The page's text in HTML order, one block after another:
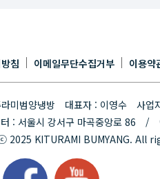
침 이메일무단수집거부 이용약
라미범양냉방 대표자 : 이영수 사업
: 서울시 강서구 마곡중앙로 86 /
KITURAMI BUMYANG. All